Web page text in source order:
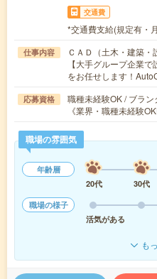
交通費
*交通費支給(規定有・
仕事内容
ＣＡＤ（土木・建築・
【大手グループ企業
をお任せします！
応募資格
職種未経験OK / ブラ
《業界・職種未経験OK!
職場の雰囲気
年齢層
20代
30代
職場の様子
活気がある
も